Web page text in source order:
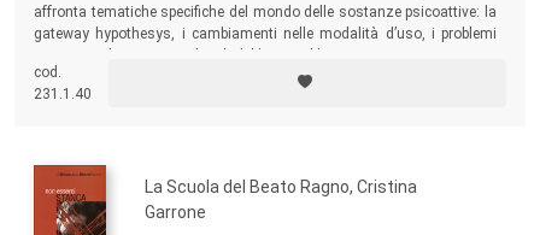
affronta tematiche specifiche del mondo delle sostanze psicoattive: la
gateway hypothesys, i cambiamenti nelle modalità d’uso, i problemi
pericolosi…
cod.
231.1.40
La Scuola del Beato Ragno, Cristina
Garrone